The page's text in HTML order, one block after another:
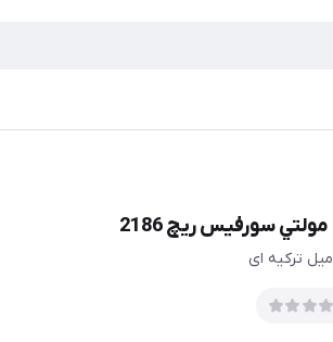
سورفیس ریچ 2186